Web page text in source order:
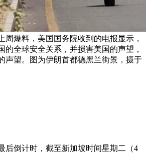
周爆料，美国国务院收到的电报显示，
的全球安全关系，并损害美国的声望，
声望。图为伊朗首都德黑兰街景，摄于
后倒计时，截至新加坡时间星期二（4